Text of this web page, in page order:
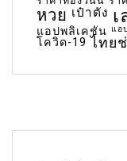
หวย เป๋าตัง
แอปพลิเคชัน แอ
โควิด-19 ไทย